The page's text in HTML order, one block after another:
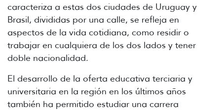
caracteriza a estas dos ciudades de Uruguay y
Brasil, divididas por una calle, se refleja en
aspectos de la vida cotidiana, como residir o
trabajar en cualquiera de los dos lados y tener
doble nacionalidad.
El desarrollo de la oferta educativa terciaria y
universitaria en la región en los últimos años
también ha permitido estudiar una carrera